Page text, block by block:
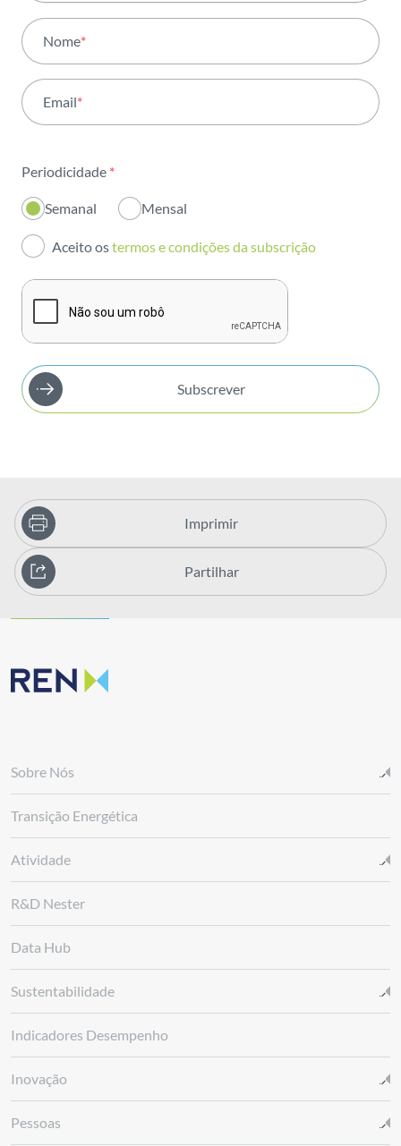
Atividade
Institucional
Inovação
Investidores
Publicações
Nome*
Email*
Periodicidade *
Semanal Mensal
Aceito ostermos e condições da subscrição
Subscrever
Imprimir
Partilhar
Sobre Nós
Transição Energética
Atividade
R&D Nester
Data Hub
Sustentabilidade
Indicadores Desempenho
Inovação
Pessoas